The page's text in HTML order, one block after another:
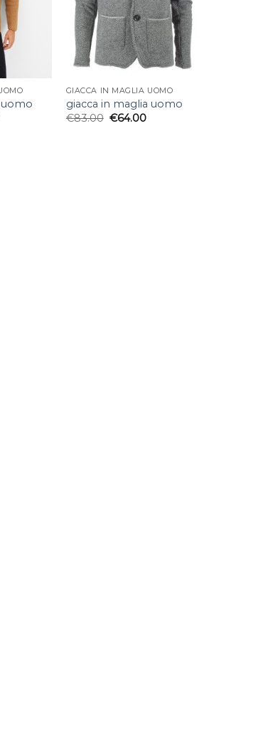
uomo
GIACCA IN MAGLIA UOMO
giacca in maglia uomo
€83.00 €64.00